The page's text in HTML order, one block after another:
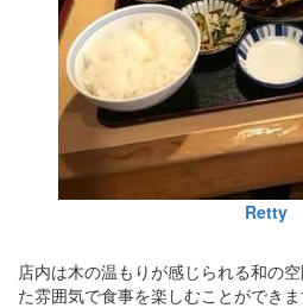
Retty
店内は木の温もりが感じられる和の
た雰囲気で食事を楽しむことができま